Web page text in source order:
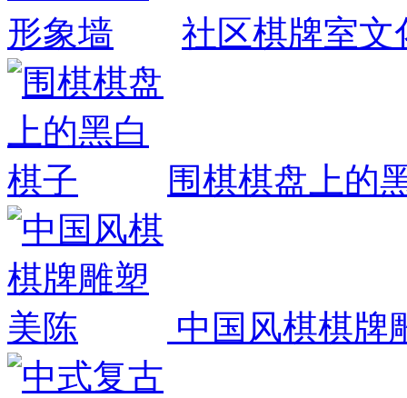
社区棋牌室文
围棋棋盘上的
中国风棋棋牌